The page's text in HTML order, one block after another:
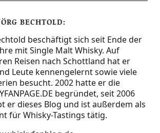
BECHTOLD
beschäftigt sich seit Ende der
mit Single Malt Whisky. Auf
Reisen nach Schottland hat er
Leute kennengelernt sowie viele
besucht. 2002 hatte er die
begründet, seit 2006
er dieses Blog und ist außerdem als
für Whisky-Tastings tätig.